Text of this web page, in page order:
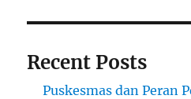
Recent Posts
Puskesmas dan Peran